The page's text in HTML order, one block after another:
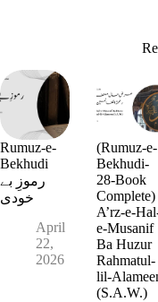
Rumuz-e-
Bekhudi
رموزِ بے
خودی
April
22,
2026
(Rumuz-e-
Bekhudi-
28-Book
Complete)
A’rz-e-
e-Musanif
Ba Huzur
Rahmatul-
lil-
(S.A.W.)